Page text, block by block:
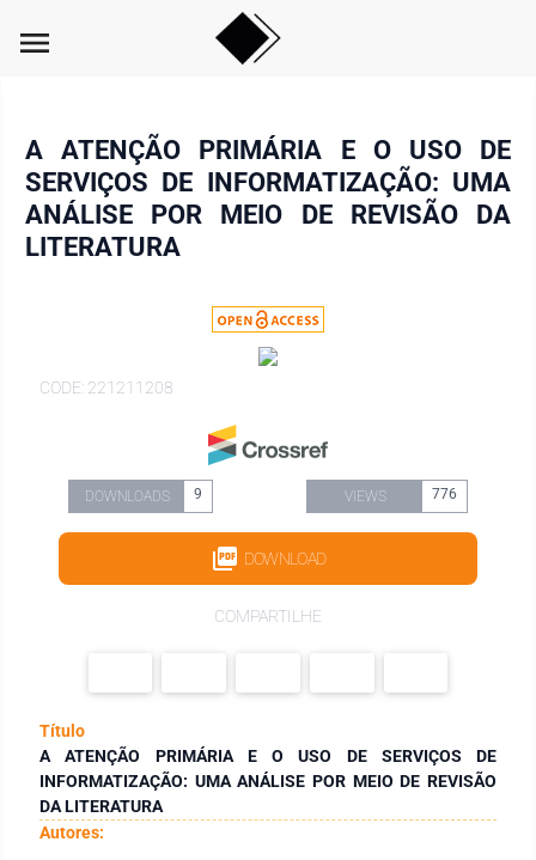
menu
A ATENÇÃO PRIMÁRIA E O USO DE
SERVIÇOS DE INFORMATIZAÇÃO: UMA
ANÁLISE POR MEIO DE REVISÃO DA
LITERATURA
CODE: 221211208
DOWNLOADS 9 VIEWS 776
DOWNLOAD
COMPARTILHE
Título
A ATENÇÃO PRIMÁRIA E O USO DE SERVIÇOS DE
INFORMATIZAÇÃO: UMA ANÁLISE POR MEIO DE REVISÃO
DA LITERATURA
Autores: